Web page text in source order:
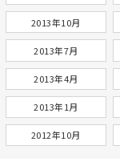
2013年10月
2013年7月
2013年4月
2013年1月
2012年10月